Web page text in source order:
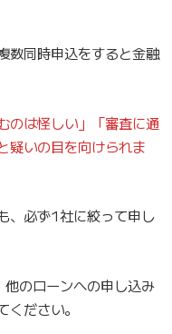
数同時申込をすると金融
のは怪しい」「審査に通
疑いの目を向けられま
、必ず1社に絞って申し
のローンへの申し込み
ださい。